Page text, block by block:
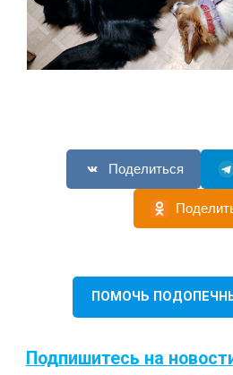
Поделиться
ПОМОЧЬ
Подпишитесь на